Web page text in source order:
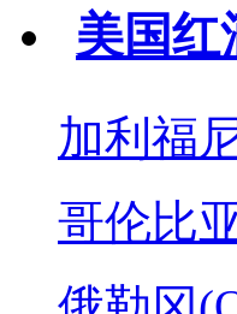
美国红
加利福
哥伦比